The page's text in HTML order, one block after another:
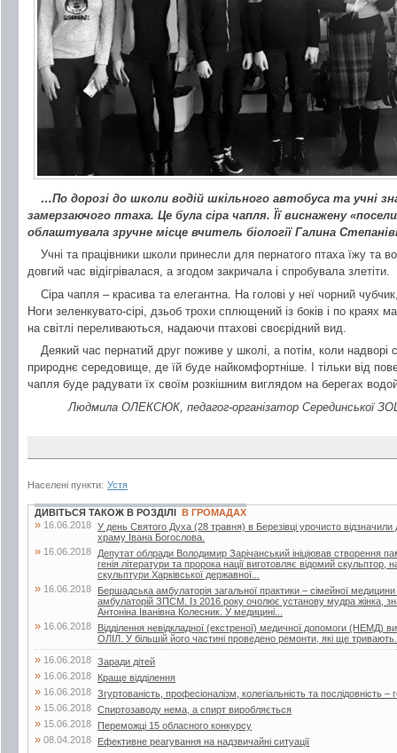
…По дорозі до школи водій шкільного автобуса та учні
замерзаючого птаха. Це була сіра чапля. Її виснажену
облаштувала зручне місце вчитель біології Галина
Учні та працівники школи принесли для пернатого птаха їжу та
довгий час відігрівалася, а згодом закричала і спробувала злетіти.
Сіра чапля – красива та елегантна. На голові у неї чорний
Ноги зеленкувато-сірі, дзьоб трохи сплющений із боків і по краях
на світлі переливаються, надаючи птахові своєрідний вид.
Деякий час пернатий друг поживе у школі, а потім, коли надворі
природнє середовище, де їй буде найкомфортніше. І тільки від
чапля буде радувати їх своїм розкішним виглядом на берегах
Людмила ОЛЕКСЮК, педагог-організатор Серединської
Населені пункти: Устя
ДИВІТЬСЯ ТАКОЖ В РОЗДІЛІ В ГРОМАДАХ
» 16.06.2018 У день Святого Духа (28 травня) в Березівці урочисто відзначили
храму Івана Богослова.
» 16.06.2018
Депутат облради Володимир Зарічанський ініціював створення
генія літератури та пророка нації виготовляє відомий
скульптури Харківської державної...
» 16.06.2018
Бершадська амбулаторія загальної практики – сімейної
амбулаторій ЗПСМ. Із 2016 року очолює установу мудра жінка,
Антоніна Іванівна Колесник. У медицині...
» 16.06.2018
Відділення невідкладної (екстреної) медичної допомоги (НЕМД)
ОЛІЛ. У більшій його частині проведено ремонти, які ще тривають.
» 16.06.2018 Заради дітей
» 16.06.2018 Краще відділення
» 16.06.2018 Згуртованість, професіоналізм, колегіальність та послідовність –
» 15.06.2018 Спиртозаводу нема, а спирт виробляється
» 15.06.2018 Переможці 15 обласного конкурсу
» 08.04.2018 Ефективне реагування на надзвичайні ситуації